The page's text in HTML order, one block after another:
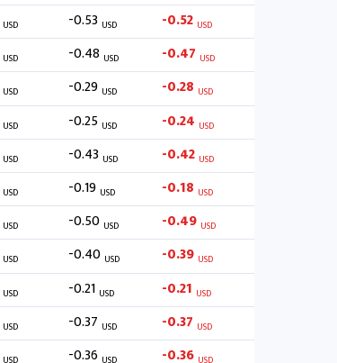
USD -0.53 USD -0.52 USD
USD -0.48 USD -0.47 USD
USD -0.29 USD -0.28 USD
USD -0.25 USD -0.24 USD
USD -0.43 USD -0.42 USD
USD -0.19 USD -0.18 USD
USD -0.50 USD -0.49 USD
USD -0.40 USD -0.39 USD
USD -0.21 USD -0.21 USD
USD -0.37 USD -0.37 USD
-0.36 -0.36